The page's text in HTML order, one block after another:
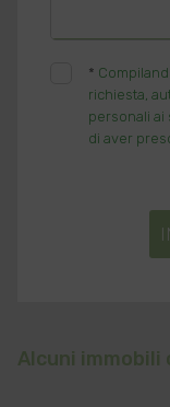
*
richiesta,
personali ai
di aver
Alcuni